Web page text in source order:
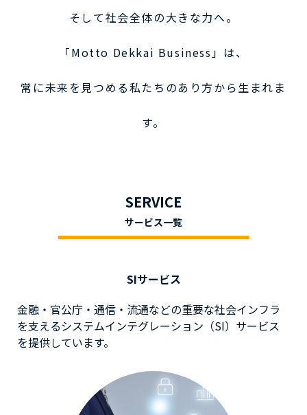
そして社会全体の大きな力へ。
「Motto Dekkai Business」は、
常に未来を見つめる私たちのあり方から生まれま
す。
SERVICE
サービス一覧
SIサービス
金融・官公庁・通信・流通などの重要な社会インフラ
を支えるシステムインテグレーション（SI）サービス
を提供しています。